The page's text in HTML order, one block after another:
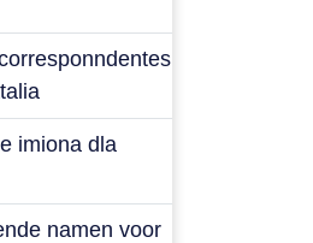
imiona dla
namen voor